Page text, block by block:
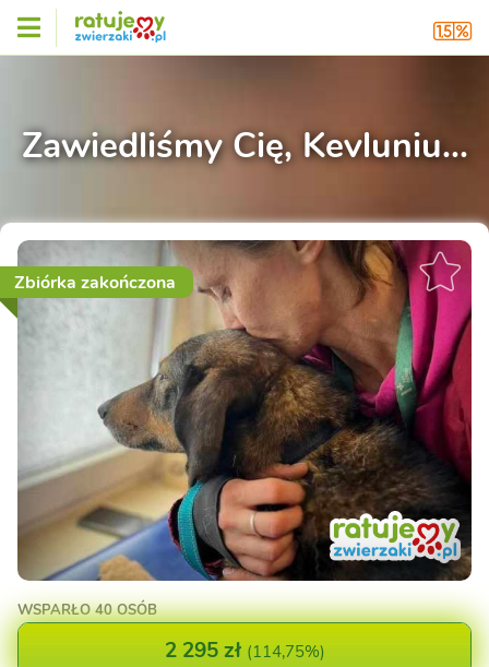
Zawiedliśmy Cię, Kevluniu...
Zbiórka zakończona
WSPARŁO40 OSÓB
2 295 zł (114,75%)